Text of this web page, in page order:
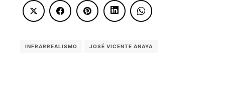
INFRARREALISMO JOSÉ VICENTE ANAYA